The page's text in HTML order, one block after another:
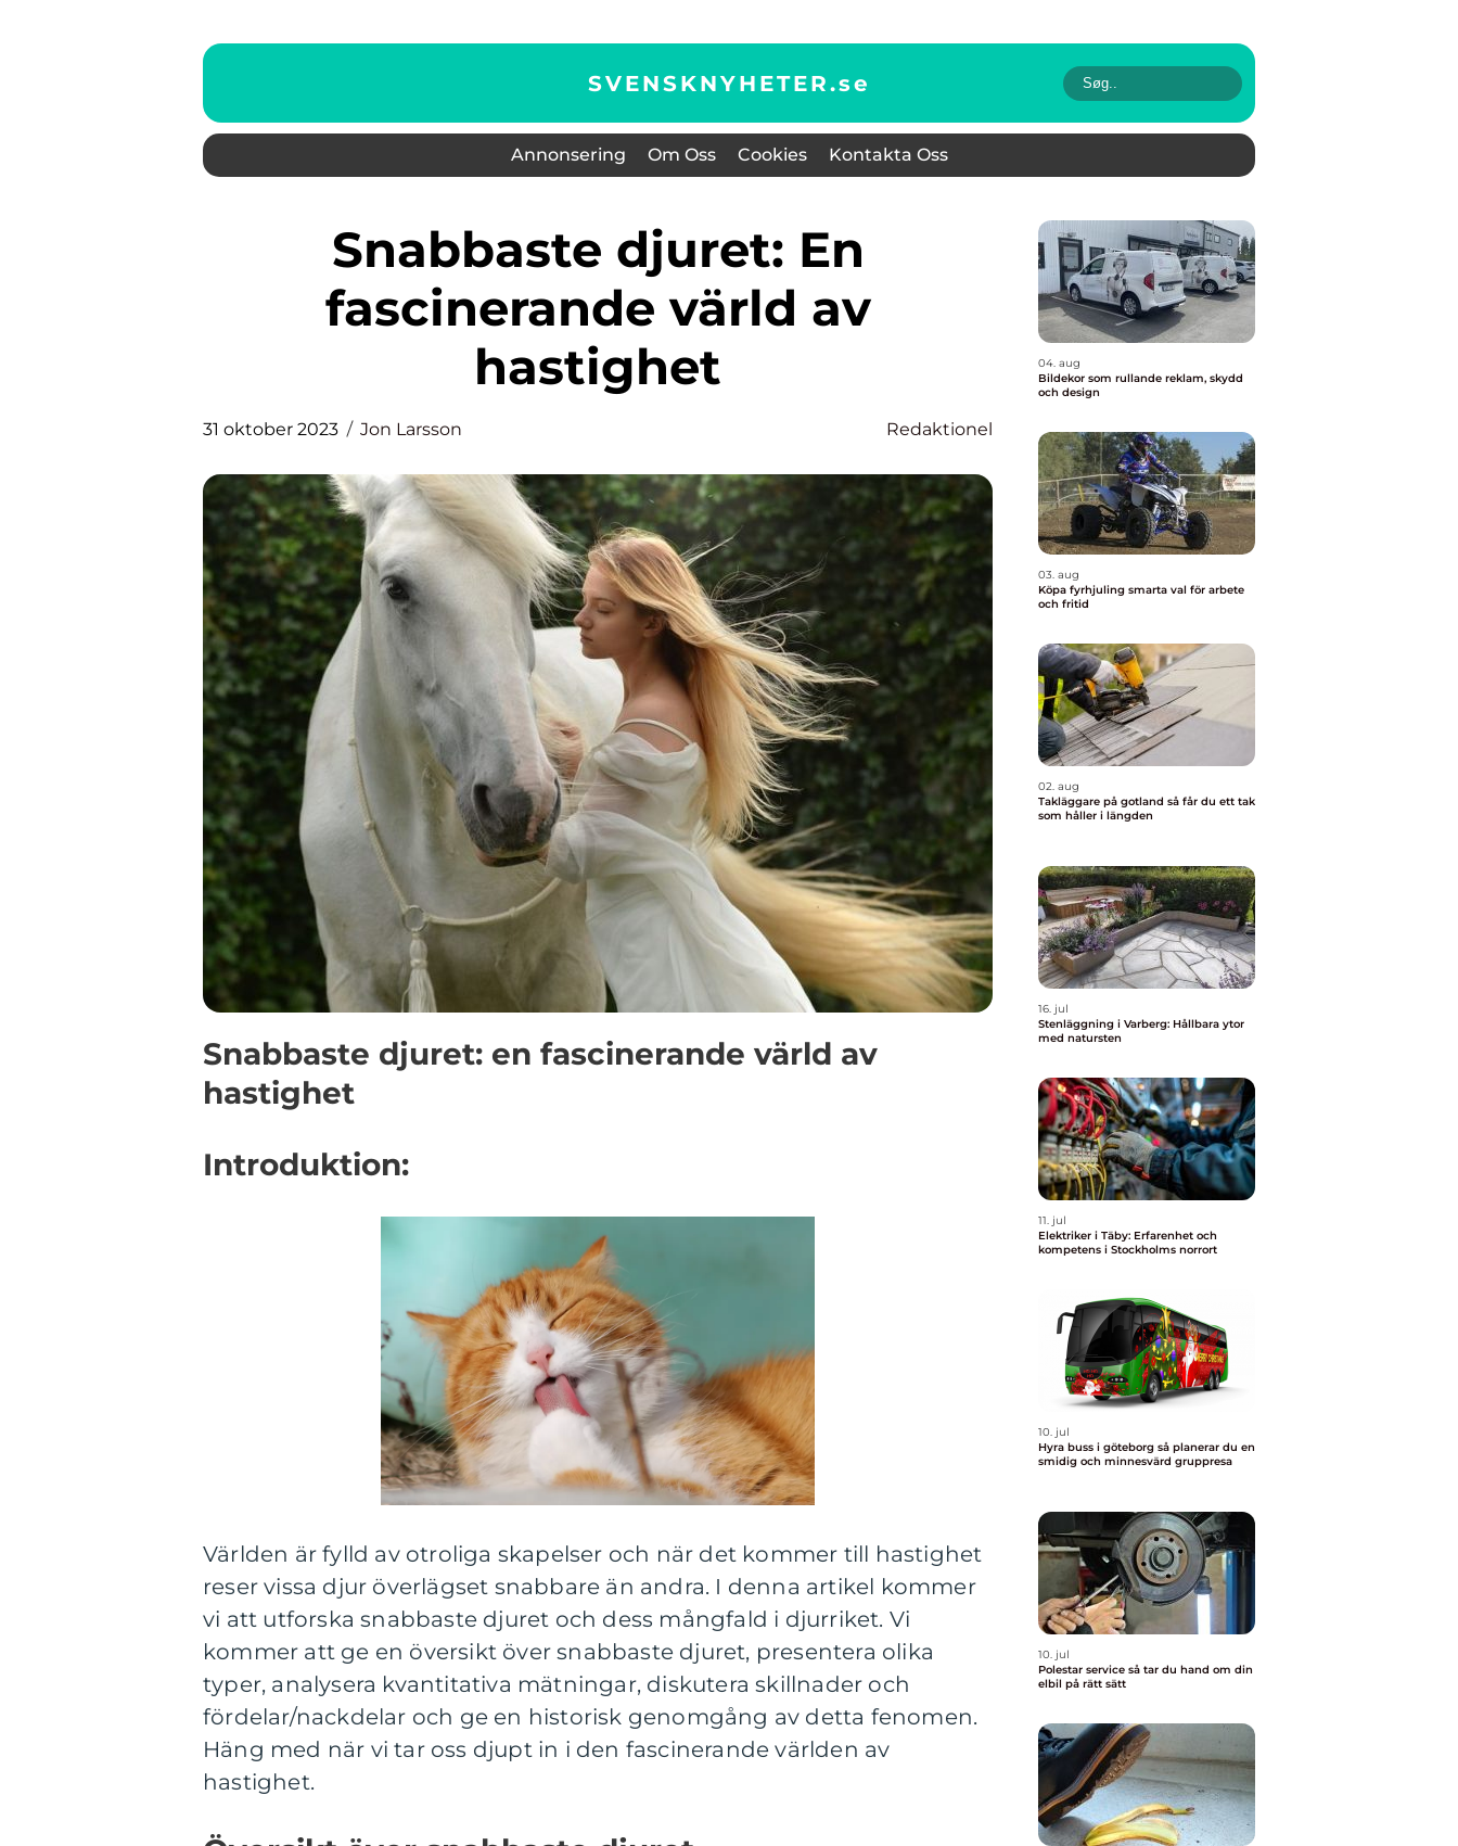
SVENSKNYHETER.se
Annonsering Om Oss Cookies Kontakta Oss
Snabbaste djuret: En
fascinerande värld av
hastighet
31 oktober 2023 Jon Larsson Redaktionel
Snabbaste djuret: en fascinerande värld av
hastighet
Introduktion:
Världen är fylld av otroliga skapelser och när det kommer till hastighet
reser vissa djur överlägset snabbare än andra. I denna artikel kommer
vi att utforska snabbaste djuret och dess mångfald i djurriket. Vi
kommer att ge en översikt över snabbaste djuret, presentera olika
typer, analysera kvantitativa mätningar, diskutera skillnader och
fördelar/nackdelar och ge en historisk genomgång av detta fenomen.
Häng med när vi tar oss djupt in i den fascinerande världen av
hastighet.
04. aug
Bildekor som rullande reklam, skydd
och design
03. aug
Köpa fyrhjuling smarta val för arbete
och fritid
02. aug
Takläggare på gotland så får du ett tak
som håller i längden
16. jul
Stenläggning i Varberg: Hållbara ytor
med natursten
11. jul
Elektriker i Täby: Erfarenhet och
kompetens i Stockholms norrort
10. jul
Hyra buss i göteborg så planerar du en
smidig och minnesvärd gruppresa
10. jul
Polestar service så tar du hand om din
elbil på rätt sätt